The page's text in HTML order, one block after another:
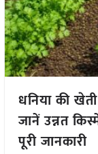
धनिया की
जानें उन्नत
पूरी जानकारी